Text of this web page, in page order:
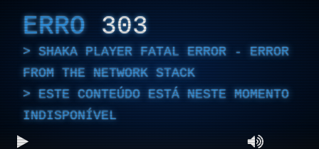
ERRO 303
SHAKA PLAYER FATAL ERROR - ERROR
FROM THE NETWORK STACK
ESTE CONTEÚDO ESTÁ NESTE MOMENTO
INDISPONÍVEL